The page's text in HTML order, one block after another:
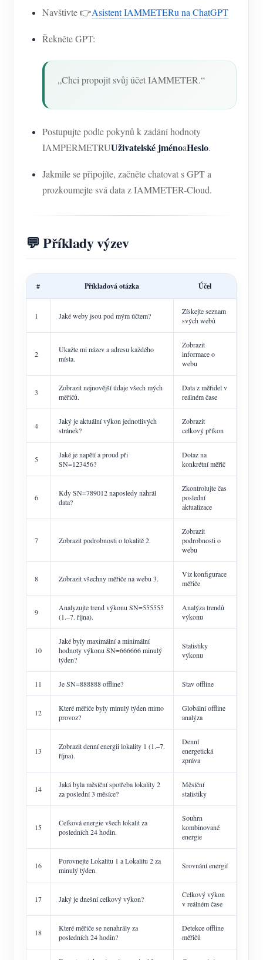
Navštivte 👉Asistent IAMMETERu na ChatGPT
Řekněte GPT:
„Chci propojit svůj účet IAMMETER.“
Postupujte podle pokynů k zadání hodnoty
IAMPERMETRUUživatelské jménoaHeslo.
Jakmile se připojíte, začněte chatovat s GPT a
prozkoumejte svá data z IAMMETER-Cloud.
💬 Příklady výzev
# Příkladová otázka Účel
1 Jaké weby jsou pod mým účtem?
Získejte seznam
svých webů
2
Ukažte mi název a adresu každého
místa.
Zobrazit
informace o
webu
3
Zobrazit nejnovější údaje všech mých
měřičů.
Data z měřidel v
reálném čase
4
Jaký je aktuální výkon jednotlivých
stránek?
Zobrazit
celkový příkon
5
Jaké je napětí a proud při
SN=123456?
Dotaz na
konkrétní měřič
6
Kdy SN=789012 naposledy nahrál
data?
Zkontrolujte čas
poslední
aktualizace
7 Zobrazit podrobnosti o lokalitě 2.
Zobrazit
podrobnosti o
webu
8 Zobrazit všechny měřiče na webu 3.
Viz konfigurace
měřiče
9
Analyzujte trend výkonu SN=555555
(1.–7. října).
Analýza trendů
výkonu
10
Jaké byly maximální a minimální
hodnoty výkonu SN=666666 minulý
týden?
Statistiky
výkonu
11 Je SN=888888 offline? Stav offline
12
Které měřiče byly minulý týden mimo
provoz?
Globální offline
analýza
13
Zobrazit denní energii lokality 1 (1.–7.
října).
Denní
energetická
zpráva
14
Jaká byla měsíční spotřeba lokality 2
za poslední 3 měsíce?
Měsíční
statistiky
15
Celková energie všech lokalit za
posledních 24 hodin.
Souhrn
kombinované
energie
16
Porovnejte Lokalitu 1 a Lokalitu 2 za
minulý týden.
Srovnání energií
17 Jaký je dnešní celkový výkon?
Celkový výkon
v reálném čase
18
Které měřiče se nenahrály za
posledních 24 hodin?
Detekce offline
měřičů